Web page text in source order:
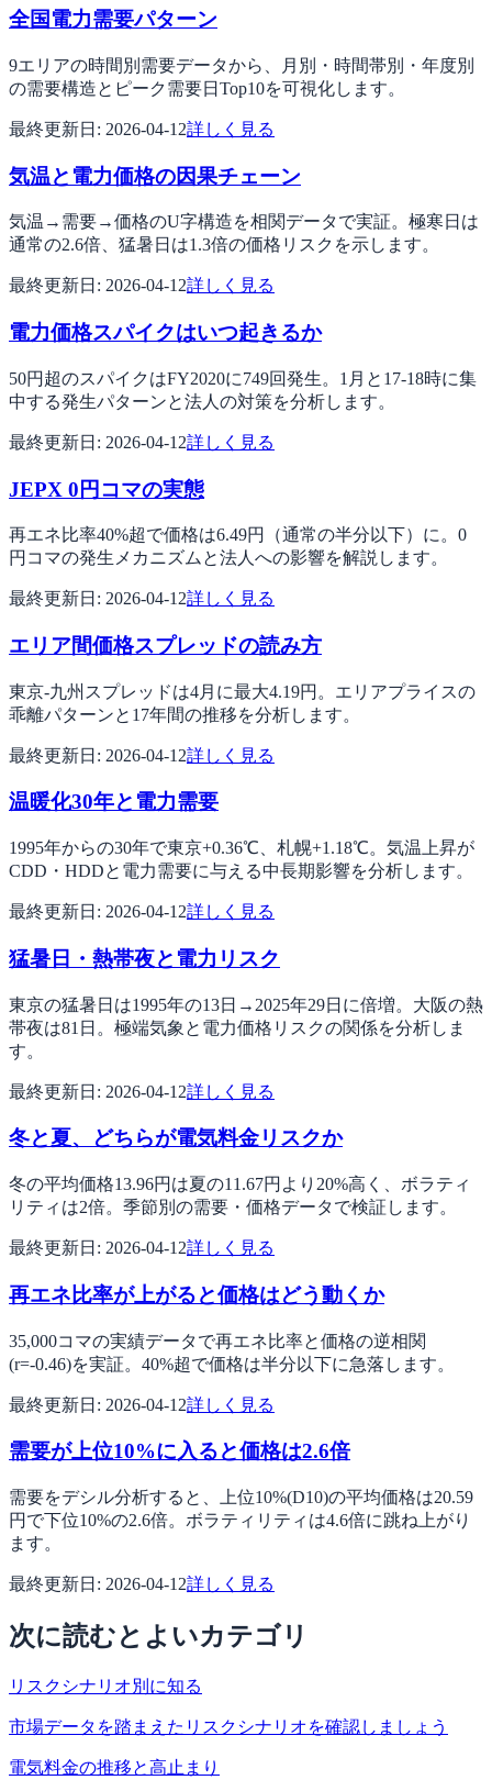
全国電力需要パターン
9エリアの時間別需要データから、月別・時間帯別・年度別
の需要構造とピーク需要日Top10を可視化します。
最終更新日: 2026-04-12詳しく見る
気温と電力価格の因果チェーン
気温→需要→価格のU字構造を相関データで実証。極寒日は
通常の2.6倍、猛暑日は1.3倍の価格リスクを示します。
最終更新日: 2026-04-12詳しく見る
電力価格スパイクはいつ起きるか
50円超のスパイクはFY2020に749回発生。1月と17-18時に集
中する発生パターンと法人の対策を分析します。
最終更新日: 2026-04-12詳しく見る
JEPX 0円コマの実態
再エネ比率40%超で価格は6.49円（通常の半分以下）に。0
円コマの発生メカニズムと法人への影響を解説します。
最終更新日: 2026-04-12詳しく見る
エリア間価格スプレッドの読み方
東京-九州スプレッドは4月に最大4.19円。エリアプライスの
乖離パターンと17年間の推移を分析します。
最終更新日: 2026-04-12詳しく見る
温暖化30年と電力需要
1995年からの30年で東京+0.36℃、札幌+1.18℃。気温上昇が
CDD・HDDと電力需要に与える中長期影響を分析します。
最終更新日: 2026-04-12詳しく見る
猛暑日・熱帯夜と電力リスク
東京の猛暑日は1995年の13日→2025年29日に倍増。大阪の熱
帯夜は81日。極端気象と電力価格リスクの関係を分析しま
す。
最終更新日: 2026-04-12詳しく見る
冬と夏、どちらが電気料金リスクか
冬の平均価格13.96円は夏の11.67円より20%高く、ボラティ
リティは2倍。季節別の需要・価格データで検証します。
最終更新日: 2026-04-12詳しく見る
再エネ比率が上がると価格はどう動くか
35,000コマの実績データで再エネ比率と価格の逆相関
(r=-0.46)を実証。40%超で価格は半分以下に急落します。
最終更新日: 2026-04-12詳しく見る
需要が上位10%に入ると価格は2.6倍
需要をデシル分析すると、上位10%(D10)の平均価格は20.59
円で下位10%の2.6倍。ボラティリティは4.6倍に跳ね上がり
ます。
最終更新日: 2026-04-12詳しく見る
次に読むとよいカテゴリ
リスクシナリオ別に知る
市場データを踏まえたリスクシナリオを確認しましょう
電気料金の推移と高止まり